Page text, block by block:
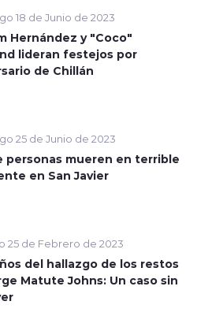
18 de Junio de 2023
Hernández y "Coco"
lideran festejos por
de Chillán
25 de Junio de 2023
personas mueren en terrible
en San Javier
25 de Febrero de 2023
del hallazgo de los restos
Matute Johns: Un caso sin